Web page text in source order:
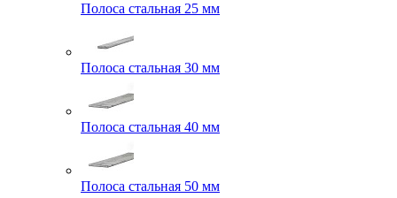
Полоса стальная 25 мм
Полоса стальная 30 мм
Полоса стальная 40 мм
Полоса стальная 50 мм